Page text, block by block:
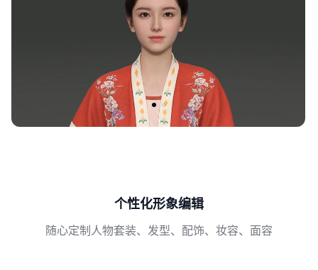
个性化形象编辑
随心定制人物套装、发型、配饰、妆容、面容